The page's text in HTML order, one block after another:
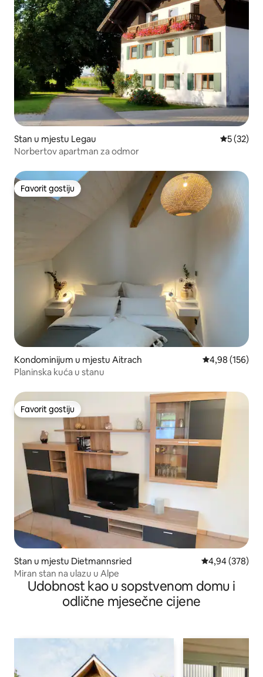
Stan u mjestu Legau prosječna
5 (32)
Norbertov apartman za odmor
Favorit gostiju
Favorit gostiju
Kondominijum u mjestu Aitrach prosječna
4,98 (156)
Planinska kuća u stanu
Favorit gostiju
Favorit gostiju
Stan u mjestu Dietmannsried prosječna
4,94 (378)
Miran stan na ulazu u Alpe
Udobnost kao u sopstvenom domu i
odlične mjesečne cijene